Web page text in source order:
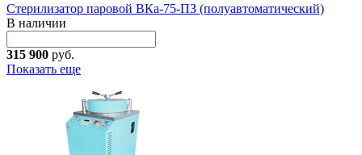
Стерилизатор паровой ВКа-75-ПЗ (полуавтоматический)
В наличии
315 900 руб.
Показать еще